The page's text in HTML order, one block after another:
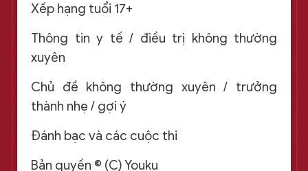
Xếp hạng tuổi 17+
Thông tin y tế / điều trị không thường
xuyên
Chủ đề không thường xuyên / trưởng
thành nhẹ / gợi ý
Đánh bạc và các cuộc thi
Bản quyền © (C) Youku